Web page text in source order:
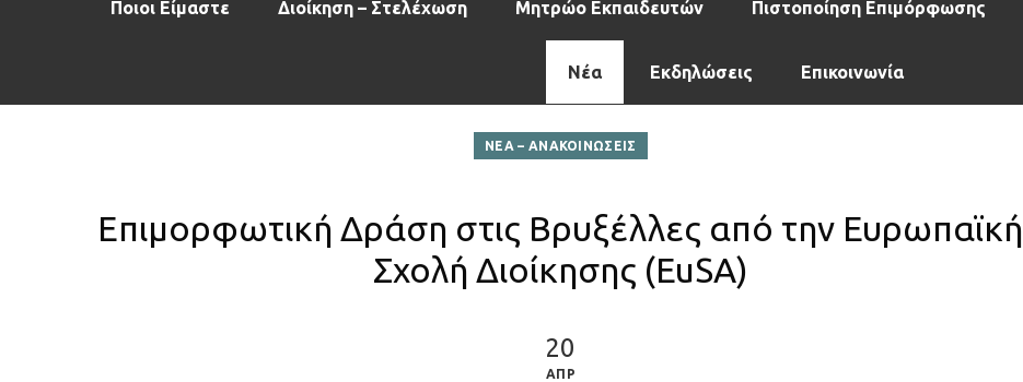
Ποιοι Είμαστε Διοίκηση – Στελέχωση Μητρώο Εκπαιδευτών Πιστοποίηση Επιμόρφωσης
Νέα Εκδηλώσεις Επικοινωνία
ΝΕΑ – ΑΝΑΚΟΙΝΩΣΕΙΣ
Επιμορφωτική Δράση στις Βρυξέλλες από την Ευρωπαϊκή
Σχολή Διοίκησης (EuSA)
20
ΑΠΡ